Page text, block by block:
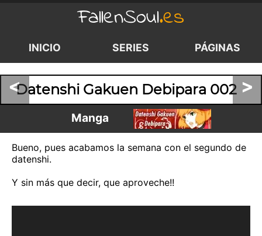
FallenSoul.es
INICIO SERIES PÁGINAS
< >
Datenshi Gakuen Debipara 002
Manga
Bueno, pues acabamos la semana con el segundo de
datenshi.
Y sin más que decir, que aproveche!!